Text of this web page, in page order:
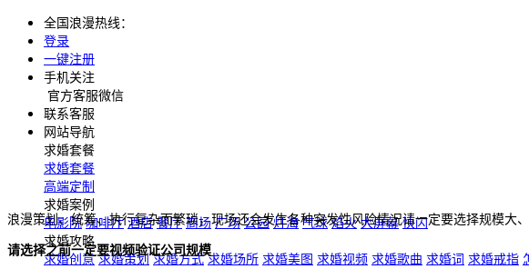
全国浪漫热线：
登录
一键注册
手机关注
官方客服微信
联系客服
网站导航
求婚套餐
求婚套餐
高端定制
求婚案例
电影院 咖啡厅 酒店 餐厅 商场 广场 公园 灯海 气球 焰火 大屏幕 快闪
求婚攻略
求婚创意 求婚策划 求婚方式 求婚场所 求婚美图 求婚视频 求婚歌曲 求婚词 求婚戒指
浪漫策划、统筹、执行复杂而繁琐，现场还会发生各种突发性风险情况请一定要选择规模大
请选择之前一定要视频验证公司规模